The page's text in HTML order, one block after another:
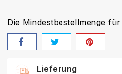
Die Mindestbestellmenge
Lieferung